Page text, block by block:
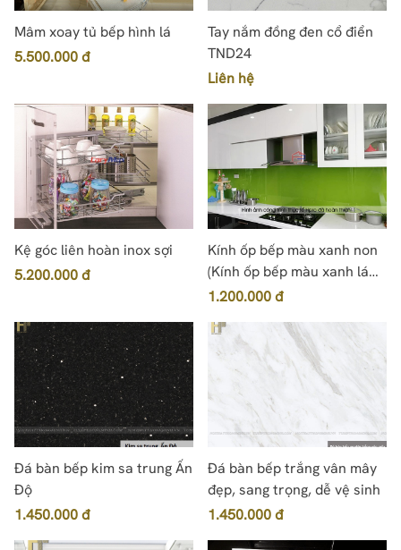
Mâm xoay tủ bếp hình lá
5.500.000 đ
Tay nắm đồng đen cổ điển
TND24
Liên hệ
Kệ góc liên hoàn inox sợi
5.200.000 đ
Kính ốp bếp màu xanh non
(Kính ốp bếp màu xanh lá
mạ)
1.200.000 đ
Đá bàn bếp kim sa trung Ấn
Độ
1.450.000 đ
Đá bàn bếp trắng vân mây
đẹp, sang trọng, dễ vệ sinh
1.450.000 đ